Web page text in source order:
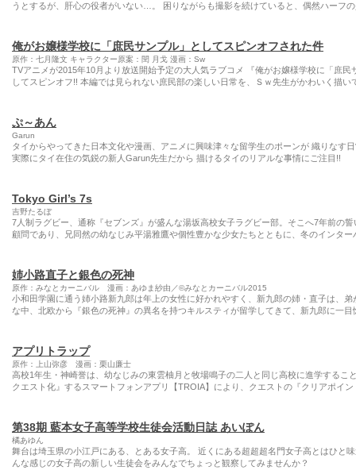
うとするが、肝心の役者がいない…。 困りながらも撮影を続けていると、偶然ハーフ
俺がお嬢様学校に「庶民サンプル」としてスピンオフされた件
原作：七月隆文 キャラクター原案：閏 月戈 漫画：Sw
TVアニメが2015年10月より放送開始予定の大人気ラブコメ 『俺がお嬢様学校に「庶
してスピンオフ!! 本編では見られない庶民部の楽しい日常を、Ｓｗ先生がかわいく描
ぷ～あん
Garun
タイからやってきた日本文化や漫画、アニメに興味津々な留学生のポーンが 織りなす
実際にタイ在住の気鋭の新人Garun先生だから 描けるタイのリアルな事情にご注目!!
Tokyo Girl’s 7s
吉野たるぼ
7人制ラグビー、通称『セブンズ』が盛んな湯坂高校女子ラグビー部。そこへ7年前の
顧問であり、兄同然の幼なじみ平湯雅鷹や個性豊かな少女たちとともに、冬のインタ
姉小路直子と銀色の死神
原作：みなとカーニバル 漫画：あゆま紗由／©みなとカーニバル2015
小和田学園に通う姉小路新九郎は年上の女性に好かれやすく、新九郎の姉・直子は、
な中、北欧から『銀色の死神』の異名を持つキルスティが留学してきて、新九郎に一
アプリトラップ
原作：上山弥彦 漫画：栗山廉士
高校1年生・神崎誉は、幼なじみの東雲柚月と牧場鳴子の二人と同じ高校に進学するこ
クエスト化』するスマートフォンアプリ【TROIA】により、クエストの『クリアポイ
第38期 藍本女子高等学校生徒会活動日誌 あいぽん
橘あゆん
舞台は埼玉県の小江戸にある、とある女子高。 近くにある超超超名門女子高とはひと
んな感じの女子高の新しい生徒会をみんなでちょっと観察してみませんか？